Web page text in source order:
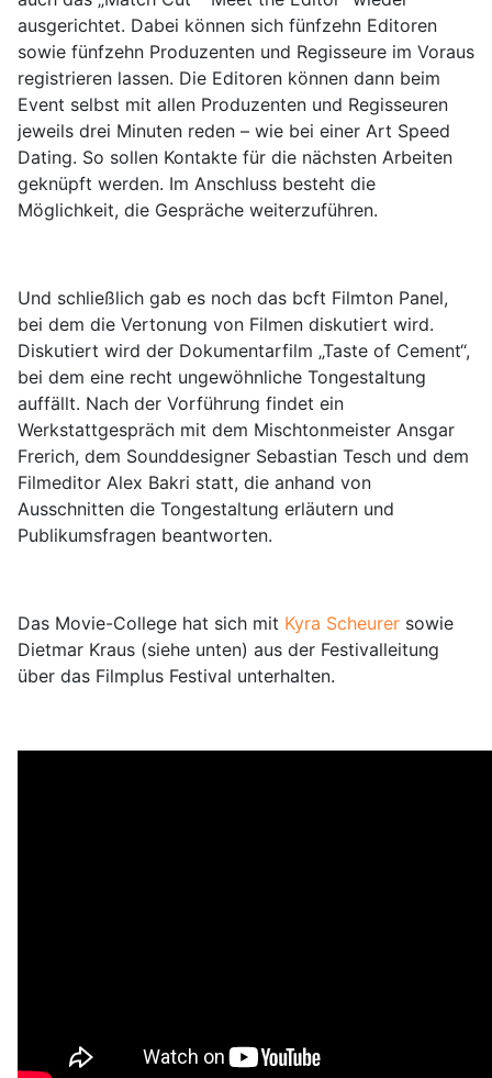
ausgerichtet. Dabei können sich fünfzehn Editoren
sowie fünfzehn Produzenten und Regisseure im Voraus
registrieren lassen. Die Editoren können dann beim
Event selbst mit allen Produzenten und Regisseuren
jeweils drei Minuten reden – wie bei einer Art Speed
Dating. So sollen Kontakte für die nächsten Arbeiten
geknüpft werden. Im Anschluss besteht die
Möglichkeit, die Gespräche weiterzuführen.
Und schließlich gab es noch das bcft Filmton Panel,
bei dem die Vertonung von Filmen diskutiert wird.
Diskutiert wird der Dokumentarfilm „Taste of Cement“,
bei dem eine recht ungewöhnliche Tongestaltung
auffällt. Nach der Vorführung findet ein
Werkstattgespräch mit dem Mischtonmeister Ansgar
Frerich, dem Sounddesigner Sebastian Tesch und dem
Filmeditor Alex Bakri statt, die anhand von
Ausschnitten die Tongestaltung erläutern und
Publikumsfragen beantworten.
Das Movie-College hat sich mit Kyra Scheurer sowie
Dietmar Kraus (siehe unten) aus der Festivalleitung
über das Filmplus Festival unterhalten.